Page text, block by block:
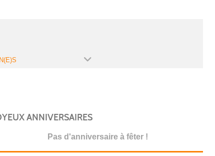
ANNIVERSAIRES
Pas d'anniversaire à fêter !